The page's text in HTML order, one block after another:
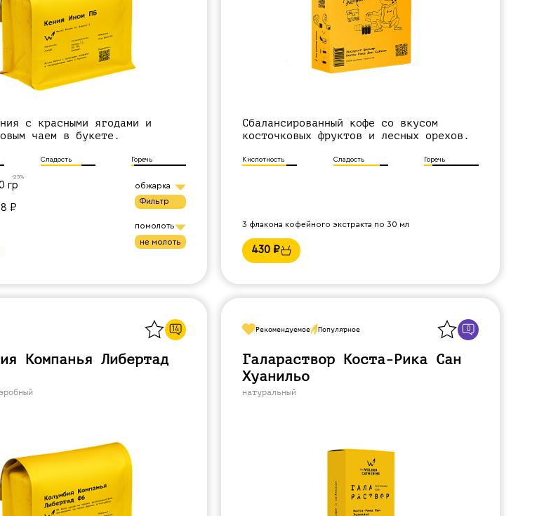
с красными ягодами и
чаем в букете.
Сладость Горечь
гр
-25%
₽
обжарка
фильтр
помолоть
не молоть
Сбалансированный кофе со вкусом
косточковых фруктов и лесных орехов.
Кислотность Сладость Горечь
3 флакона кофейного экстракта по 30 мл
430 ₽
14
Компанья Либертад
Рекомендуемое Популярное 0
Галараствор Коста-Рика Сан
Хуанильо
натуральный